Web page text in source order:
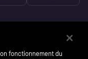
fonctionnement du